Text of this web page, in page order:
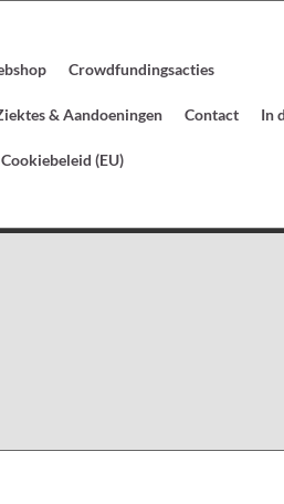
Crowdfundingsacties
& Aandoeningen Contact In
Cookiebeleid (EU)